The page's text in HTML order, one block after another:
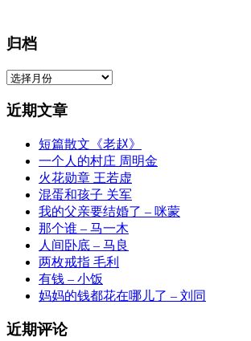
归档
归
近期文章
短篇散文《老赵》
一个人的村庄 周明金
火花勋章 王若虚
混蛋和孩子 关军
我的父亲要结婚了 – 咪蒙
那个谁 – 马一木
人间卧底 – 马良
两枚戒指 毛利
有钱 – 小饭
妈妈的钱都花在哪儿了 – 刘同
近期评论